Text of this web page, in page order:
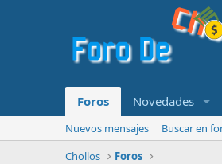
Foros Novedades
Nuevos mensajes
Buscar en
Chollos
Foros